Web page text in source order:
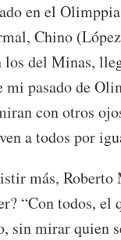
en el
Chino
los del Minas,
mi pasado de
con otros
a todos por
más,
“Con todos, el
sin mirar quien